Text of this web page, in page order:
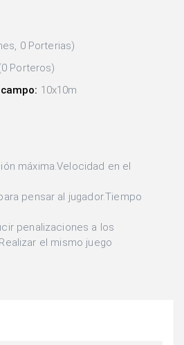
0 Porterias)
Porteros)
10x10m
máxima.Velocidad en el
pensar al jugador.Tiempo
penalizaciones a los
el mismo juego